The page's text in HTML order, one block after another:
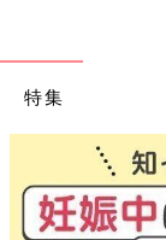
特集